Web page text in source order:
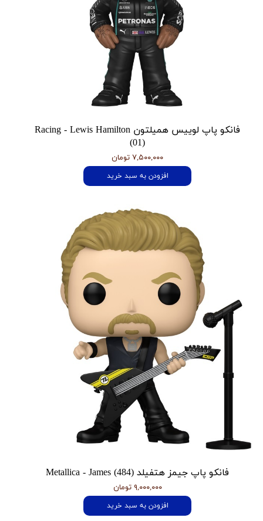
فانکو پاپ لوییس همیلتون Racing - Lewis Hamilton
(01)
۷,۵۰۰,۰۰۰ تومان
افزودن به سبد خرید
فانکو پاپ جیمز هتفیلد Metallica - James (484)
۹,۰۰۰,۰۰۰ تومان
افزودن به سبد خرید